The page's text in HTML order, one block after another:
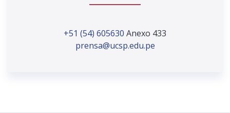
+51 (54) 605630 Anexo 433
prensa@ucsp.edu.pe